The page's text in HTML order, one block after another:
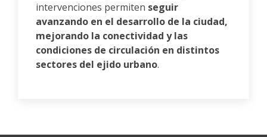
intervenciones permiten seguir
avanzando en el desarrollo de la ciudad,
mejorando la conectividad y las
condiciones de circulación en distintos
sectores del ejido urbano.